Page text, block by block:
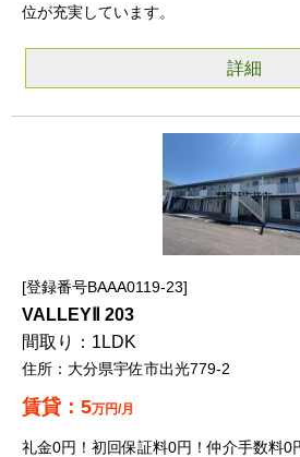
位が充実しています。
詳細
登録番号BAAA0119-23
VALLEYⅡ 203
1LDK
大分県宇佐市出光779-2
5万円/月
礼金0円！初回保証料0円！仲介手数料0